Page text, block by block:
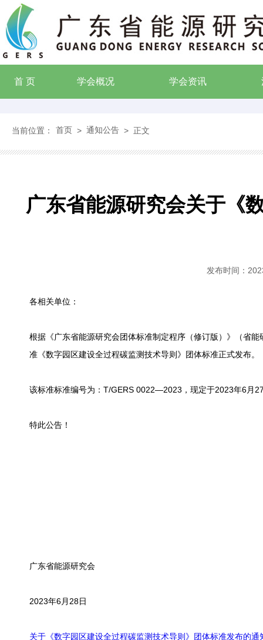
首 页 学会概况 学会资讯
当前位置： 首页 > 通知公告 > 正文
广东省能源研究会关于《
发布时间：
各相关单位：
根据《广东省能源研究会团体标准制定程序（修订版）》（省
准《数字园区建设全过程碳监测技术导则》团体标准正式发布。
该标准标准编号为：T/GERS 0022—2023，现定于2023年6月
特此公告！
广东省能源研究会
2023年6月28日
关于《数字园区建设全过程碳监测技术导则》团体标准发布的通